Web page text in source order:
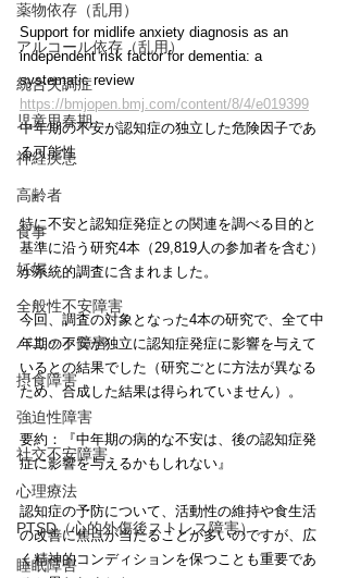
薬物依存（乱用）
アルコール依存（乱用）
統合失調症
児童思春期
神経疾患
高齢者
食事
妊娠
全般性不安障害
パニック障害
摂食障害
強迫性障害
社交不安障害
心理療法
PTSD（心的外傷後ストレス障害）
睡眠障害
Support for midlife anxiety diagnosis as an
independent risk factor for dementia: a
systematic review
https://bmjopen.bmj.com/content/8/4/e019399
中年期の不安が認知症の独立した危険因子であ
る可能性
特に不安と認知症発症との関連を調べる目的と
基準に沿う研究4本（29,819人の参加者を含む）
が系統的調査に含まれました。
今回、調査の対象となった4本の研究で、全て中
年期の不安が独立に認知症発症に影響を与えて
いるとの結果でした（研究ごとに方法が異なる
ため、合成した結果は得られていません）。
要約：『中年期の病的な不安は、後の認知症発
症に影響を与えるかもしれない』
認知症の予防について、活動性の維持や食生活
の改善に焦点が当たることが多いのですが、広
く精神的コンディションを保つことも重要であ